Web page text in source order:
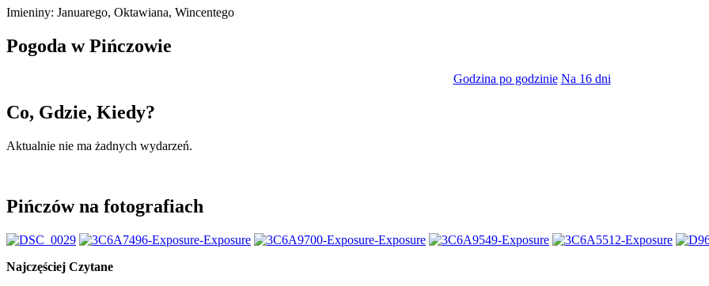
Imieniny: Januarego, Oktawiana, Wincentego
Pogoda w Pińczowie
Godzina po godzinie Na 16 dni
Co, Gdzie, Kiedy?
Aktualnie nie ma żadnych wydarzeń.
Pińczów na fotografiach
Najczęściej Czytane